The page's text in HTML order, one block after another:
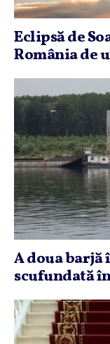
Eclipsă de
România de
A doua barjă
scufundată